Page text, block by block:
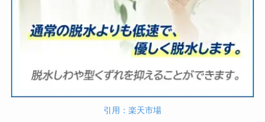
引用：楽天市場